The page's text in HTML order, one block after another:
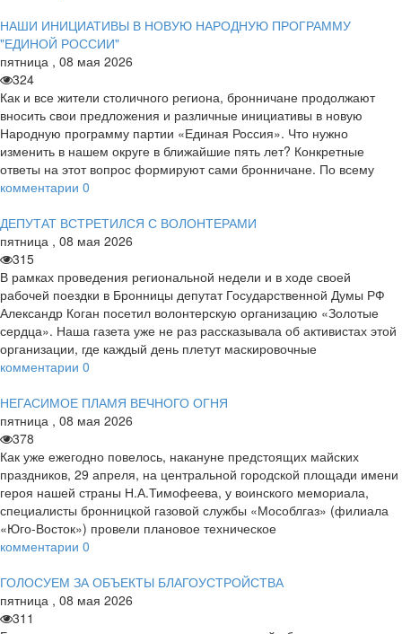
НАШИ ИНИЦИАТИВЫ В НОВУЮ НАРОДНУЮ ПРОГРАММУ
"ЕДИНОЙ РОССИИ"
пятница , 08 мая 2026
324
Как и все жители столичного региона, бронничане продолжают
вносить свои предложения и различные инициативы в новую
Народную программу партии «Единая Россия». Что нужно
изменить в нашем округе в ближайшие пять лет? Конкретные
ответы на этот вопрос формируют сами бронничане. По всему
комментарии 0
ДЕПУТАТ ВСТРЕТИЛСЯ С ВОЛОНТЕРАМИ
пятница , 08 мая 2026
315
В рамках проведения региональной недели и в ходе своей
рабочей поездки в Бронницы депутат Государственной Думы РФ
Александр Коган посетил волонтерскую организацию «Золотые
сердца». Наша газета уже не раз рассказывала об активистах этой
организации, где каждый день плетут маскировочные
комментарии 0
НЕГАСИМОЕ ПЛАМЯ ВЕЧНОГО ОГНЯ
пятница , 08 мая 2026
378
Как уже ежегодно повелось, накануне предстоящих майских
праздников, 29 апреля, на центральной городской площади имени
героя нашей страны Н.А.Тимофеева, у воинского мемориала,
специалисты бронницкой газовой службы «Мособлгаз» (филиала
«Юго-Восток») провели плановое техническое
комментарии 0
ГОЛОСУЕМ ЗА ОБЪЕКТЫ БЛАГОУСТРОЙСТВА
пятница , 08 мая 2026
311